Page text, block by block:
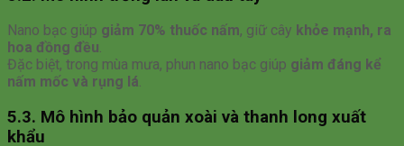
Nano bạc giúp giảm 70% thuốc nấm, giữ cây khỏe mạnh, ra
hoa đồng đều.
Đặc biệt, trong mùa mưa, phun nano bạc giúp giảm đáng kể
nấm mốc và rụng lá.
5.3. Mô hình bảo quản xoài và thanh long xuất
khẩu